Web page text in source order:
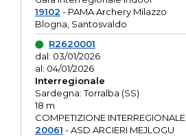
19102 - PAMA Archery Milazzo
Blogna, Santosvaldo
R2620001
dal: 03/01/2026
al: 04/01/2026
Interregionale
Sardegna: Torralba (SS)
18 m
COMPETIZIONE INTERREGIONALE
20061 - ASD ARCIERI MEJLOGU